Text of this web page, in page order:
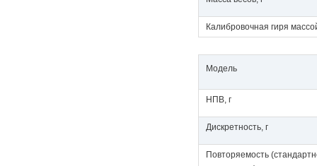
Калибровочная гиря
Модель
НПВ, г
Дискретность, г
Повторяемость